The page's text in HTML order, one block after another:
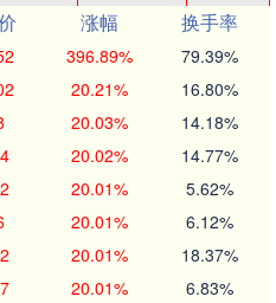
涨幅
换手率
396.89% 79.39%
20.21% 16.80%
20.03% 14.18%
20.02% 14.77%
20.01% 5.62%
20.01% 6.12%
20.01% 18.37%
20.01% 6.83%